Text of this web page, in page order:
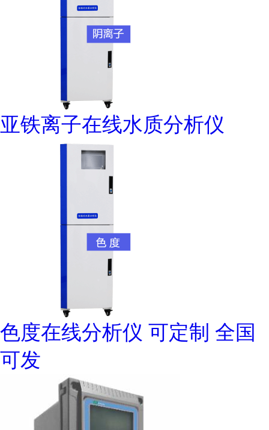
亚铁离子在线水质分析仪
色度在线分析仪 可定制 全国
可发